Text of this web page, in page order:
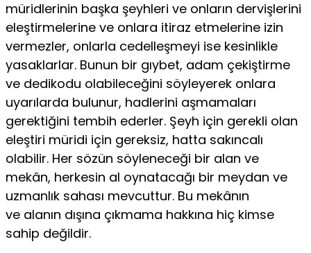
müridlerinin başka şeyhleri ve onların dervişlerini
eleştirmelerine ve onlara itiraz etmelerine izin
vermezler, onlarla cedelleşmeyi ise kesinlikle
yasaklarlar. Bunun bir gıybet, adam çekiştirme
ve dedikodu olabileceğini söyleyerek onlara
uyarılarda bulunur, hadlerini aşmamaları
gerektiğini tembih ederler. Şeyh için gerekli olan
eleştiri müridi için gereksiz, hatta sakıncalı
olabilir. Her sözün söyleneceği bir alan ve
mekân, herkesin al oynatacağı bir meydan ve
uzmanlık sahası mevcuttur. Bu mekânın
ve alanın dışına çıkmama hakkına hiç kimse
sahip değildir.